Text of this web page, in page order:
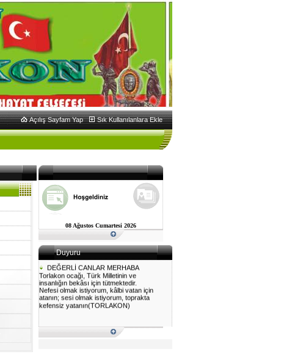
Açılış Sayfam Yap Sık Kullanılanlara Ekle
08 Ağustos Cumartesi 2026
Duyuru
DEĞERLİ CANLAR MERHABA
Torlakon ocağı, Türk Milletinin ve
insanlığın bekâsı için tütmektedir.
Nefesi olmak istiyorum, kâlbi vatan için
atanın; sesi olmak istiyorum, toprakta
kefensiz yatanın(TORLAKON)